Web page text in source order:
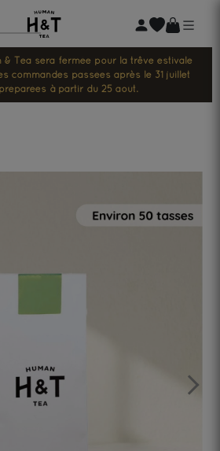
& Tea sera fermée pour la trêve estivale
commandes passées après le 31 juillet
à partir du 25 août.
Next